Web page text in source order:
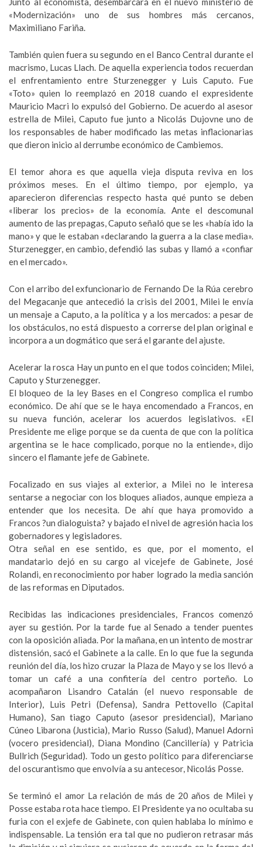
«Modernización» uno de sus hombres más cercanos,
Maximiliano Fariña.
También quien fuera su segundo en el Banco Central durante el
macrismo, Lucas Llach. De aquella experiencia todos recuerdan
el enfrentamiento entre Sturzenegger y Luis Caputo. Fue
«Toto» quien lo reemplazó en 2018 cuando el expresidente
Mauricio Macri lo expulsó del Gobierno. De acuerdo al asesor
estrella de Milei, Caputo fue junto a Nicolás Dujovne uno de
los responsables de haber modificado las metas inflacionarias
que dieron inicio al derrumbe económico de Cambiemos.
El temor ahora es que aquella vieja disputa reviva en los
próximos meses. En el último tiempo, por ejemplo, ya
aparecieron diferencias respecto hasta qué punto se deben
«liberar los precios» de la economía. Ante el descomunal
aumento de las prepagas, Caputo señaló que se les «había ido la
mano» y que le estaban «declarando la guerra a la clase media».
Sturzenegger, en cambio, defendió las subas y llamó a «confiar
en el mercado».
Con el arribo del exfuncionario de Fernando De la Rúa cerebro
del Megacanje que antecedió la crisis del 2001, Milei le envía
un mensaje a Caputo, a la política y a los mercados: a pesar de
los obstáculos, no está dispuesto a correrse del plan original e
incorpora a un dogmático que será el garante del ajuste.
Acelerar la rosca Hay un punto en el que todos coinciden; Milei,
Caputo y Sturzenegger.
El bloqueo de la ley Bases en el Congreso complica el rumbo
económico. De ahí que se le haya encomendado a Francos, en
su nueva función, acelerar los acuerdos legislativos. «El
Presidente me elige porque se da cuenta de que con la política
argentina se le hace complicado, porque no la entiende», dijo
sincero el flamante jefe de Gabinete.
Focalizado en sus viajes al exterior, a Milei no le interesa
sentarse a negociar con los bloques aliados, aunque empieza a
entender que los necesita. De ahí que haya promovido a
Francos ?un dialoguista? y bajado el nivel de agresión hacia los
gobernadores y legisladores.
Otra señal en ese sentido, es que, por el momento, el
mandatario dejó en su cargo al vicejefe de Gabinete, José
Rolandi, en reconocimiento por haber logrado la media sanción
de las reformas en Diputados.
Recibidas las indicaciones presidenciales, Francos comenzó
ayer su gestión. Por la tarde fue al Senado a tender puentes
con la oposición aliada. Por la mañana, en un intento de mostrar
distensión, sacó el Gabinete a la calle. En lo que fue la segunda
reunión del día, los hizo cruzar la Plaza de Mayo y se los llevó a
tomar un café a una confitería del centro porteño. Lo
acompañaron Lisandro Catalán (el nuevo responsable de
Interior), Luis Petri (Defensa), Sandra Pettovello (Capital
Humano), San tiago Caputo (asesor presidencial), Mariano
Cúneo Libarona (Justicia), Mario Russo (Salud), Manuel Adorni
(vocero presidencial), Diana Mondino (Cancillería) y Patricia
Bullrich (Seguridad). Todo un gesto político para diferenciarse
del oscurantismo que envolvía a su antecesor, Nicolás Posse.
Se terminó el amor La relación de más de 20 años de Milei y
Posse estaba rota hace tiempo. El Presidente ya no ocultaba su
furia con el exjefe de Gabinete, con quien hablaba lo mínimo e
indispensable. La tensión era tal que no pudieron retrasar más